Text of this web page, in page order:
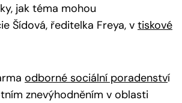
jak téma mohou
Šídová, ředitelka Freya, v tiskové
odborné sociální poradenství
znevýhodněním v oblasti